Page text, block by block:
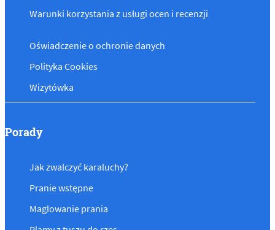
Warunki korzystania z usługi ocen i recenzji
Oświadczenie o ochronie danych
Polityka Cookies
Wizytówka
Porady
Jak zwalczyć karaluchy?
Pranie wstępne
Maglowanie prania